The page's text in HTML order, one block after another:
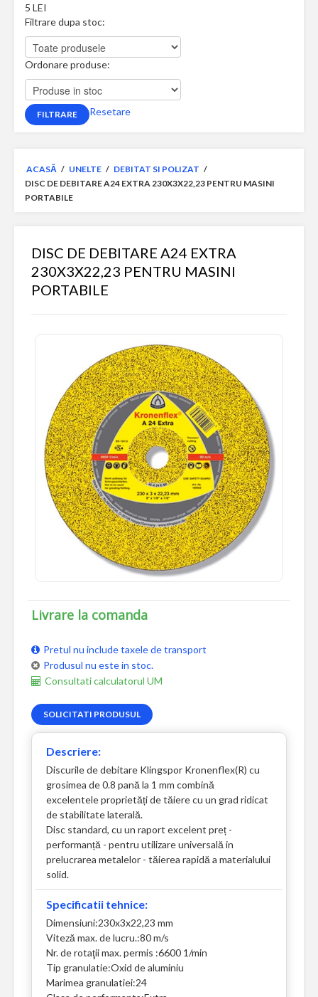
5 LEI
Filtrare dupa stoc:
Ordonare produse:
Resetare
ACASĂ / UNELTE / DEBITAT SI POLIZAT /
DISC DE DEBITARE A24 EXTRA 230X3X22,23 PENTRU MASINI
PORTABILE
DISC DE DEBITARE A24 EXTRA
230X3X22,23 PENTRU MASINI
PORTABILE
Livrare la comanda
Pretul nu include taxele de transport
Produsul nu este in stoc.
Consultati calculatorul UM
SOLICITATI PRODUSUL
Descriere:
Discurile de debitare Klingspor Kronenflex(R) cu
grosimea de 0.8 pană la 1 mm combină
excelentele proprietăți de tăiere cu un grad ridicat
de stabilitate laterală.
Disc standard, cu un raport excelent preț -
performanță - pentru utilizare universală in
prelucrarea metalelor - tăierea rapidă a materialului
solid.
Specificatii tehnice:
Dimensiuni:230x3x22,23 mm
Viteză max. de lucru.:80 m/s
Nr. de rotaţii max. permis :6600 1/min
Tip granulatie:Oxid de aluminiu
Marimea granulatiei:24